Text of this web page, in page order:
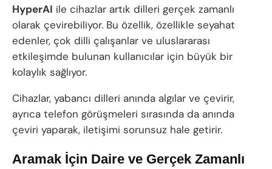
HyperAI ile cihazlar artık dilleri gerçek zamanlı
olarak çevirebiliyor. Bu özellik, özellikle seyahat
edenler, çok dilli çalışanlar ve uluslararası
etkileşimde bulunan kullanıcılar için büyük bir
kolaylık sağlıyor.
Cihazlar, yabancı dilleri anında algılar ve çevirir,
ayrıca telefon görüşmeleri sırasında da anında
çeviri yaparak, iletişimi sorunsuz hale getirir.
Aramak İçin Daire ve Gerçek Zamanlı